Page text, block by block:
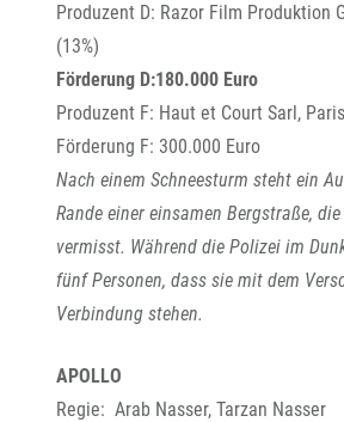
Produzent D: Razor Film Produktion
(13%)
Förderung D:180.000 Euro
Produzent F: Haut et Court Sarl,
Förderung F: 300.000 Euro
Nach einem Schneesturm steht ein
Rande einer einsamen Bergstraße,
vermisst. Während die Polizei im
fünf Personen, dass sie mit dem
Verbindung stehen.
APOLLO
Regie: Arab Nasser, Tarzan Nasser